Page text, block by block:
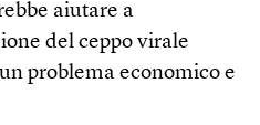
aiutare a
del ceppo virale
problema economico e